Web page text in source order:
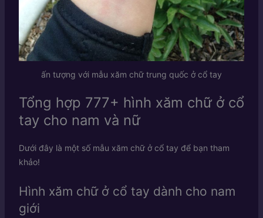
ấn tượng với mẫu xăm chữ trung quốc ở cổ tay
Tổng hợp 777+ hình xăm chữ ở cổ
tay cho nam và nữ
Dưới đây là một số mẫu xăm chữ ở cổ tay để bạn tham
khảo!
Hình xăm chữ ở cổ tay dành cho nam
giới